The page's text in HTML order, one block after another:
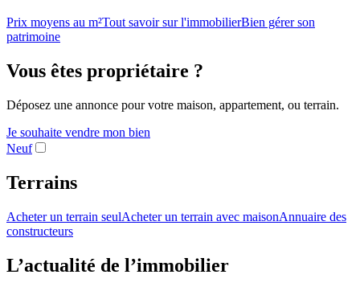
Prix moyens au m²Tout savoir sur l'immobilierBien gérer son
patrimoine
Vous êtes propriétaire ?
Déposez une annonce pour votre maison, appartement, ou terrain.
Je souhaite vendre mon bien
Neuf
Terrains
Acheter un terrain seulAcheter un terrain avec maisonAnnuaire des
constructeurs
L’actualité de l’immobilier